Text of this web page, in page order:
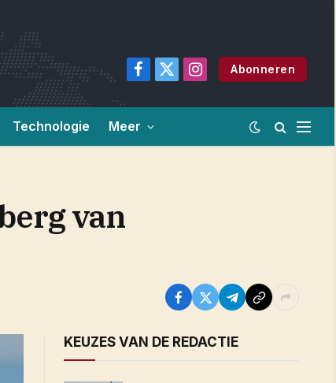
Facebook
X
Instagram
Abonneren
Technologie Meer
van
KEUZES VAN DE REDACTIE